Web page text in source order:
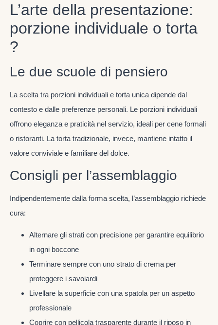
L’arte della presentazione:
porzione individuale o torta
?
Le due scuole di pensiero
La scelta tra porzioni individuali e torta unica dipende dal
contesto e dalle preferenze personali. Le porzioni individuali
offrono eleganza e praticità nel servizio, ideali per cene formali
o ristoranti. La torta tradizionale, invece, mantiene intatto il
valore conviviale e familiare del dolce.
Consigli per l’assemblaggio
Indipendentemente dalla forma scelta, l’assemblaggio richiede
cura:
Alternare gli strati con precisione per garantire equilibrio
in ogni boccone
Terminare sempre con uno strato di crema per
proteggere i savoiardi
Livellare la superficie con una spatola per un aspetto
professionale
Coprire con pellicola trasparente durante il riposo in